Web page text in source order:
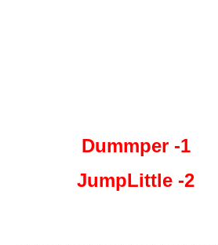
1- Dummper
2- JumpLittle